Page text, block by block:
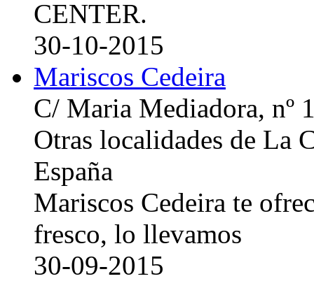
CENTER.
30-10-2015
Mariscos Cedeira
C/ Maria Mediadora, nº
Otras localidades de La
España
Mariscos Cedeira te
fresco, lo llevamos
30-09-2015